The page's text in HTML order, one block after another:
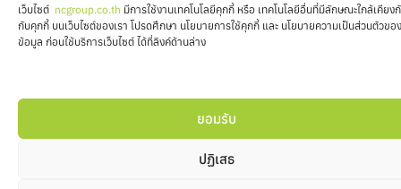
เว็บไซต์ ncgroup.co.th มีการใช้งานเทคโนโลยีคุกกี้ หรือ เทคโนโลยีอื่นที่มีลักษณะใกล้เคียง
กับคุกกี้ บนเว็บไซต์ของเรา โปรดศึกษา นโยบายการใช้คุกกี้ และ นโยบายความเป็นส่วนตัวของ
ข้อมูล ก่อนใช้บริการเว็บไซต์ ได้ที่ลิงค์ด้านล่าง
ยอมรับ
ปฏิเสธ